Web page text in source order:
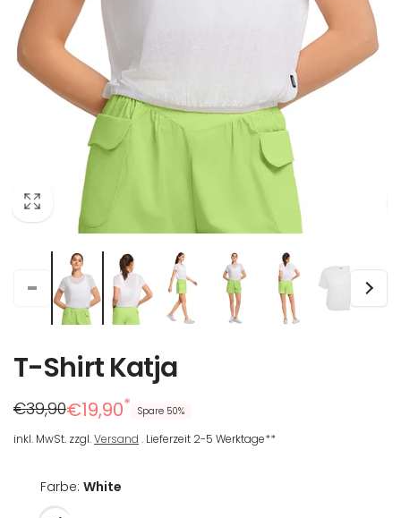
T-Shirt Katja
Regulärer
Preis
€39,90
Reduzierter
Preis
€19,90* Spare 50%
inkl. MwSt. zzgl.Versand . Lieferzeit 2-5 Werktage**
Farbe: White